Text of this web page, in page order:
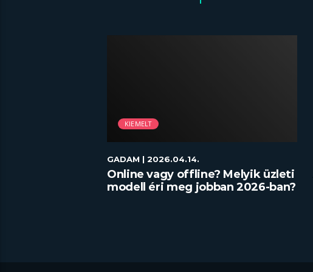
KIEMELT
GADAM | 2026.04.14.
Online vagy offline? Melyik üzleti
modell éri meg jobban 2026-ban?